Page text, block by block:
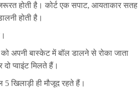
होती है। कोर्ट एक सपाट, आयताकार सतह
होती है।
अपनी बास्केट में बॉल डालने से रोका जाता
प्वाइंट मिलते हैं।
खिलाड़ी ही मौजूद रहते हैं।